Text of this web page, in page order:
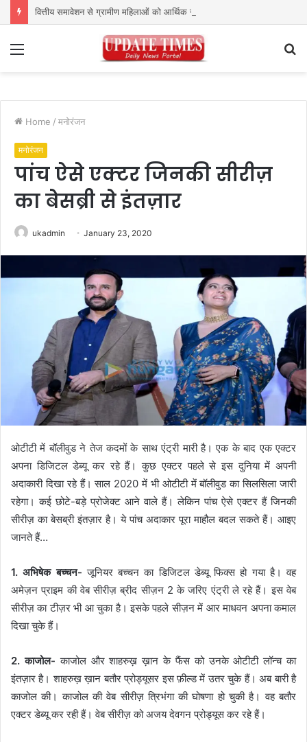
वित्तीय समावेशन से ग्रामीण महिलाओं को आर्थिक रूप से सशक्त बनाने पर जोर
Home / मनोरंजन
मनोरंजन
पांच ऐसे एक्टर जिनकी सीरीज़
का बेसब्री से इंतज़ार
ukadmin January 23, 2020
ओटीटी में बॉलीवुड ने तेज कदमों के साथ एंट्री मारी है। एक के बाद एक एक्टर
अपना डिजिटल डेब्यू कर रहे हैं। कुछ एक्टर पहले से इस दुनिया में अपनी
अदाकारी दिखा रहे हैं। साल 2020 में भी ओटीटी में बॉलीवुड का सिलसिला जारी
रहेगा। कई छोटे-बड़े प्रोजेक्ट आने वाले हैं। लेकिन पांच ऐसे एक्टर हैं जिनकी
सीरीज़ का बेसब्री इंतज़ार है। ये पांच अदाकार पूरा माहौल बदल सकते हैं। आइए
जानते हैं…
1. अभिषेक बच्चन-जूनियर बच्चन का डिजिटल डेब्यू फिक्स हो गया है। वह
अमेज़न प्राइम की वेब सीरीज़ ब्रीद सीज़न 2 के जरिए एंट्री ले रहे हैं। इस वेब
सीरीज़ का टीज़र भी आ चुका है। इसके पहले सीज़न में आर माधवन अपना कमाल
दिखा चुके हैं।
2. काजोल-काजोल और शाहरुख़ ख़ान के फैंस को उनके ओटीटी लॉन्च का
इंतज़ार है। शाहरुख़ ख़ान बतौर प्रोड्यूसर इस फ़ील्ड में उतर चुके हैं। अब बारी है
काजोल की। काजोल की वेब सीरीज़ त्रिभंगा की घोषणा हो चुकी है। वह बतौर
एक्टर डेब्यू कर रही हैं। वेब सीरीज़ को अजय देवगन प्रोड्यूस कर रहे हैं।